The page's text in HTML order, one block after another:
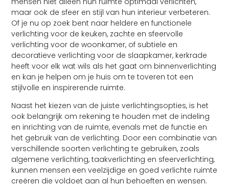
maar ook de sfeer en stijl van hun interieur verbeteren.
Of je nu op zoek bent naar heldere en functionele
verlichting voor de keuken, zachte en sfeervolle
verlichting voor de woonkamer, of subtiele en
decoratieve verlichting voor de slaapkamer, kerkrade
heeft voor elk wat wils als het gaat om binnenverlichting
en kan je helpen om je huis om te toveren tot een
stijlvolle en inspirerende ruimte.
Naast het kiezen van de juiste verlichtingsopties, is het
ook belangrijk om rekening te houden met de indeling
en inrichting van de ruimte, evenals met de functie en
het gebruik van de verlichting. Door een combinatie van
verschillende soorten verlichting te gebruiken, zoals
algemene verlichting, taakverlichting en sfeerverlichting,
kunnen mensen een veelzijdige en goed verlichte ruimte
creëren die voldoet aan al hun behoeften en wensen.